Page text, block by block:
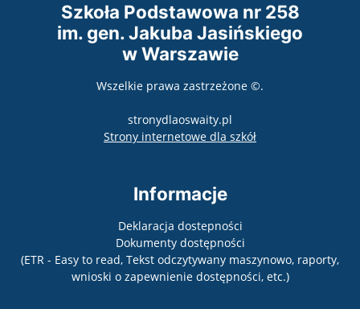
Szkoła Podstawowa nr 258
im. gen. Jakuba Jasińskiego
w Warszawie
Wszelkie prawa zastrzeżone ©.
stronydlaoswaity.pl
Strony internetowe dla szkółotwiera się w
Informacje
Deklaracja dostepności
Dokumenty dostępności
(ETR - Easy to read, Tekst odczytywany maszynowo, raporty,
wnioski o zapewnienie dostępności, etc.)